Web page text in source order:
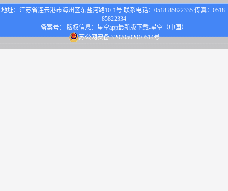
地址：江苏省连云港市海州区东盐河路10-1号 联系电话：0518-85822335 传真：0518-
85822334
备案号： 版权信息：星空app最新版下载-星空（中国）
苏公网安备 32070502010514号